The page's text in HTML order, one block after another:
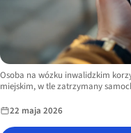
Image description:
Osoba na wózku inwalidzkim
miejskim, w tle zatrzymany
22 maja 2026